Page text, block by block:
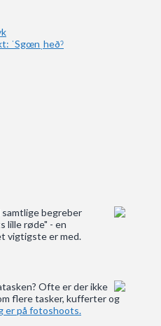
ˈSgœnˌheðˀ
samtlige begreber
lille røde" - en
vigtigste er med.
Ofte er der ikke
flere tasker, kufferter og
er på fotoshoots.